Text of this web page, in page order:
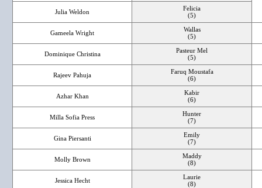
Julia Weldon
Felicia
(5)
Gameela Wright
Wallas
(5)
Dominique Christina
Pasteur Mel
(5)
Rajeev Pahuja
Faruq Moustafa
(6)
Azhar Khan
Kabir
(6)
Milla Sofia Press
Hunter
(7)
Gina Piersanti
Emily
(7)
Molly Brown
Maddy
(8)
Jessica Hecht
Laurie
(8)